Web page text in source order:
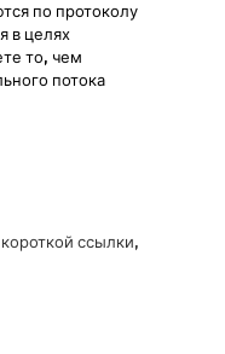
по протоколу
в целях
то, чем
потока
ссылки,